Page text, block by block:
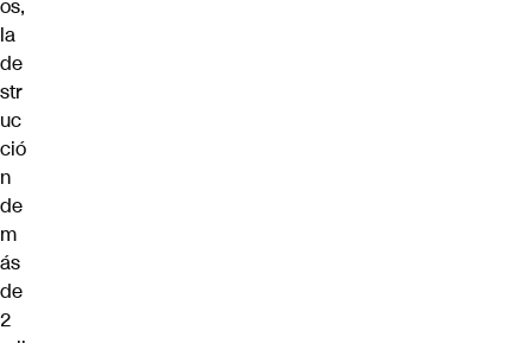
os,
la
de
str
uc
ció
n
de
m
ás
de
2